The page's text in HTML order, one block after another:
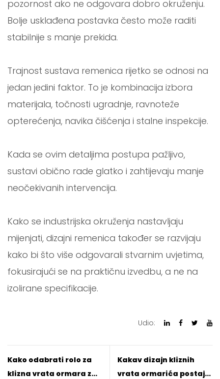
pozornost ako ne odgovara dobro okruženju.
Bolje usklađena postavka često može raditi
stabilnije s manje prekida.
Trajnost sustava remenica rijetko se odnosi na
jedan jedini faktor. To je kombinacija izbora
materijala, točnosti ugradnje, ravnoteže
opterećenja, navika čišćenja i stalne inspekcije.
Kada se ovim detaljima postupa pažljivo,
sustavi obično rade glatko i zahtijevaju manje
neočekivanih intervencija.
Kako se industrijska okruženja nastavljaju
mijenjati, dizajni remenica također se razvijaju
kako bi što više odgovarali stvarnim uvjetima,
fokusirajući se na praktičnu izvedbu, a ne na
izolirane specifikacije.
Udio:
Kako odabrati rolo za
klizna vrata ormara za
Kakav dizajn kliznih
vrata ormarića postaje